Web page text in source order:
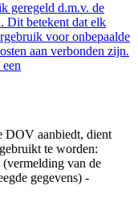
geregeld d.m.v. de
Dit betekent dat elk
voor onbepaalde
aan verbonden zijn.
DOV aanbiedt, dient
te worden:
van de
gegevens) -